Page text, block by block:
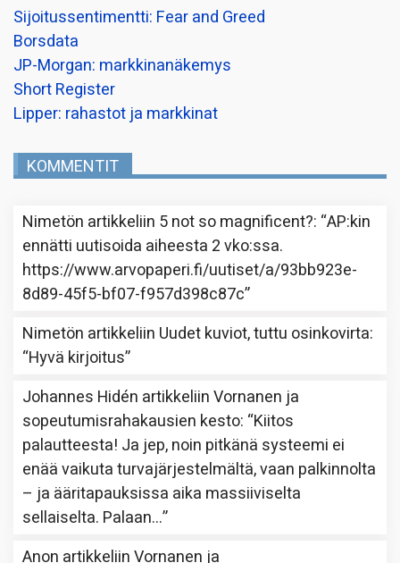
Sijoitussentimentti: Fear and Greed
Borsdata
JP-Morgan: markkinanäkemys
Short Register
Lipper: rahastot ja markkinat
KOMMENTIT
Nimetön artikkeliin 5 not so magnificent?: “AP:kin
ennätti uutisoida aiheesta 2 vko:ssa.
https://www.arvopaperi.fi/uutiset/a/93bb923e-
8d89-45f5-bf07-f957d398c87c”
Nimetön artikkeliin Uudet kuviot, tuttu osinkovirta:
“Hyvä kirjoitus”
Johannes Hidén artikkeliinVornanen ja
sopeutumisrahakausien kesto: “Kiitos
palautteesta! Ja jep, noin pitkänä systeemi ei
enää vaikuta turvajärjestelmältä, vaan palkinnolta
– ja ääritapauksissa aika massiiviselta
sellaiselta. Palaan…”
Anon artikkeliinVornanen ja